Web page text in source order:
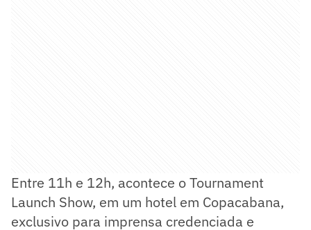
Entre 11h e 12h, acontece o Tournament
Launch Show, em um hotel em Copacabana,
exclusivo para imprensa credenciada e